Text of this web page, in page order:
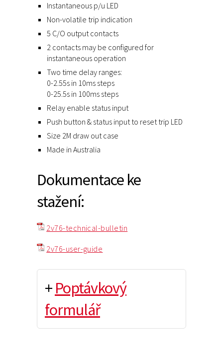
Instantaneous p/u LED
Non-volatile trip indication
5 C/O output contacts
2 contacts may be configured for
instantaneous operation
Two time delay ranges:
0-2.55s in 10ms steps
0-25.5s in 100ms steps
Relay enable status input
Push button & status input to reset trip LED
Size 2M draw out case
Made in Australia
Dokumentace ke
stažení:
2v76-technical-bulletin
2v76-user-guide
+ Poptávkový
formulář